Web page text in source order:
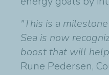
"This is a
Sea is now
boost that will
Rune Pedersen,